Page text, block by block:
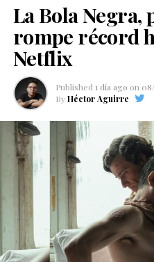
La Bola Negra,
rompe récord
Netflix
Published 1 día ago on
By Héctor Aguirre